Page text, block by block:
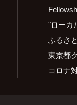
"ローカ
ふるさ
東京都
コロナ